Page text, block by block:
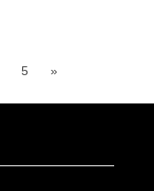
5 »